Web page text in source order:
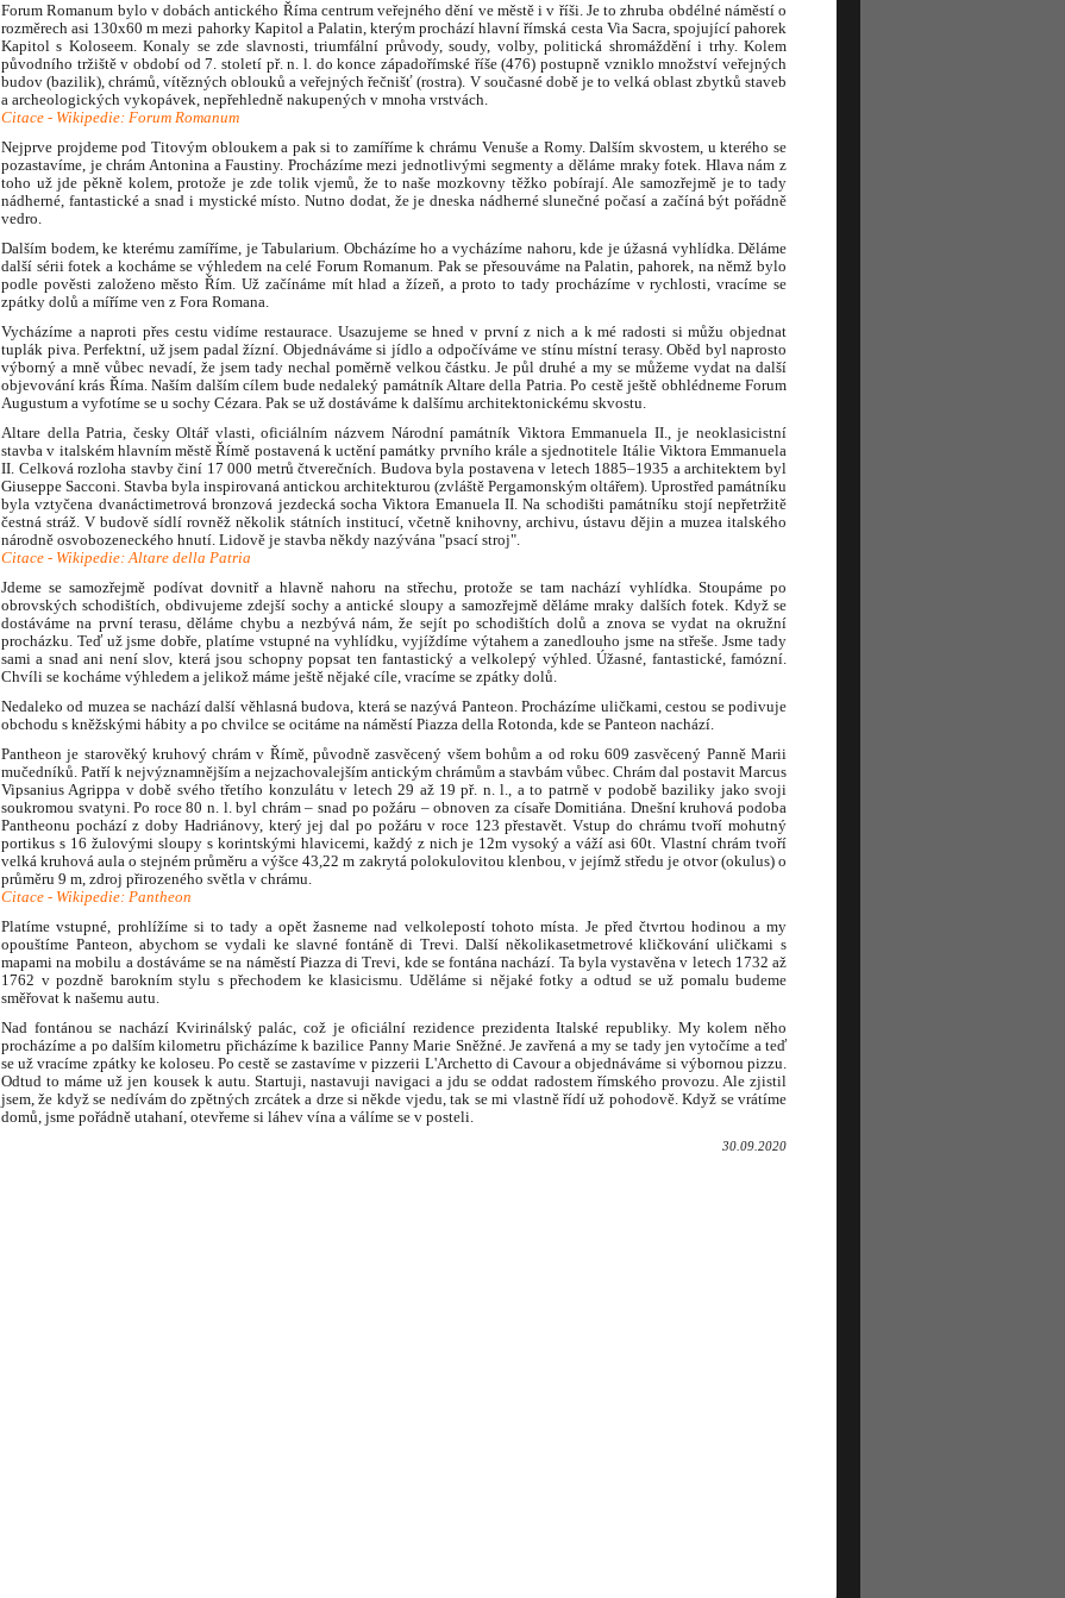
Forum Romanum bylo v dobách antického Říma centrum veřejného dění ve městě i v říši. Je to zhruba obdélné náměstí o
rozměrech asi 130x60 m mezi pahorky Kapitol a Palatin, kterým prochází hlavní římská cesta Via Sacra, spojující pahorek
Kapitol s Koloseem. Konaly se zde slavnosti, triumfální průvody, soudy, volby, politická shromáždění i trhy. Kolem
původního tržiště v období od 7. století př. n. l. do konce západořímské říše (476) postupně vzniklo množství veřejných
budov (bazilik), chrámů, vítězných oblouků a veřejných řečnišť (rostra). V současné době je to velká oblast zbytků staveb
a archeologických vykopávek, nepřehledně nakupených v mnoha vrstvách.
Citace - Wikipedie: Forum Romanum
Nejprve projdeme pod Titovým obloukem a pak si to zamíříme k chrámu Venuše a Romy. Dalším skvostem, u kterého se
pozastavíme, je chrám Antonina a Faustiny. Procházíme mezi jednotlivými segmenty a děláme mraky fotek. Hlava nám z
toho už jde pěkně kolem, protože je zde tolik vjemů, že to naše mozkovny těžko pobírají. Ale samozřejmě je to tady
nádherné, fantastické a snad i mystické místo. Nutno dodat, že je dneska nádherné slunečné počasí a začíná být pořádně
vedro.
Dalším bodem, ke kterému zamíříme, je Tabularium. Obcházíme ho a vycházíme nahoru, kde je úžasná vyhlídka. Děláme
další sérii fotek a kocháme se výhledem na celé Forum Romanum. Pak se přesouváme na Palatin, pahorek, na němž bylo
podle pověsti založeno město Řím. Už začínáme mít hlad a žízeň, a proto to tady procházíme v rychlosti, vracíme se
zpátky dolů a míříme ven z Fora Romana.
Vycházíme a naproti přes cestu vidíme restaurace. Usazujeme se hned v první z nich a k mé radosti si můžu objednat
tuplák piva. Perfektní, už jsem padal žízní. Objednáváme si jídlo a odpočíváme ve stínu místní terasy. Oběd byl naprosto
výborný a mně vůbec nevadí, že jsem tady nechal poměrně velkou částku. Je půl druhé a my se můžeme vydat na další
objevování krás Říma. Naším dalším cílem bude nedaleký památník Altare della Patria. Po cestě ještě obhlédneme Forum
Augustum a vyfotíme se u sochy Cézara. Pak se už dostáváme k dalšímu architektonickému skvostu.
Altare della Patria, česky Oltář vlasti, oficiálním názvem Národní památník Viktora Emmanuela II., je neoklasicistní
stavba v italském hlavním městě Římě postavená k uctění památky prvního krále a sjednotitele Itálie Viktora Emmanuela
II. Celková rozloha stavby činí 17 000 metrů čtverečních. Budova byla postavena v letech 1885–1935 a architektem byl
Giuseppe Sacconi. Stavba byla inspirovaná antickou architekturou (zvláště Pergamonským oltářem). Uprostřed památníku
byla vztyčena dvanáctimetrová bronzová jezdecká socha Viktora Emanuela II. Na schodišti památníku stojí nepřetržitě
čestná stráž. V budově sídlí rovněž několik státních institucí, včetně knihovny, archivu, ústavu dějin a muzea italského
národně osvobozeneckého hnutí. Lidově je stavba někdy nazývána "psací stroj".
Citace - Wikipedie: Altare della Patria
Jdeme se samozřejmě podívat dovnitř a hlavně nahoru na střechu, protože se tam nachází vyhlídka. Stoupáme po
obrovských schodištích, obdivujeme zdejší sochy a antické sloupy a samozřejmě děláme mraky dalších fotek. Když se
dostáváme na první terasu, děláme chybu a nezbývá nám, že sejít po schodištích dolů a znova se vydat na okružní
procházku. Teď už jsme dobře, platíme vstupné na vyhlídku, vyjíždíme výtahem a zanedlouho jsme na střeše. Jsme tady
sami a snad ani není slov, která jsou schopny popsat ten fantastický a velkolepý výhled. Úžasné, fantastické, famózní.
Chvíli se kocháme výhledem a jelikož máme ještě nějaké cíle, vracíme se zpátky dolů.
Nedaleko od muzea se nachází další věhlasná budova, která se nazývá Panteon. Procházíme uličkami, cestou se podivuje
obchodu s kněžskými hábity a po chvilce se ocitáme na náměstí Piazza della Rotonda, kde se Panteon nachází.
Pantheon je starověký kruhový chrám v Římě, původně zasvěcený všem bohům a od roku 609 zasvěcený Panně Marii
mučedníků. Patří k nejvýznamnějším a nejzachovalejším antickým chrámům a stavbám vůbec. Chrám dal postavit Marcus
Vipsanius Agrippa v době svého třetího konzulátu v letech 29 až 19 př. n. l., a to patrně v podobě baziliky jako svoji
soukromou svatyni. Po roce 80 n. l. byl chrám – snad po požáru – obnoven za císaře Domitiána. Dnešní kruhová podoba
Pantheonu pochází z doby Hadriánovy, který jej dal po požáru v roce 123 přestavět. Vstup do chrámu tvoří mohutný
portikus s 16 žulovými sloupy s korintskými hlavicemi, každý z nich je 12m vysoký a váží asi 60t. Vlastní chrám tvoří
velká kruhová aula o stejném průměru a výšce 43,22 m zakrytá polokulovitou klenbou, v jejímž středu je otvor (okulus) o
průměru 9 m, zdroj přirozeného světla v chrámu.
Citace - Wikipedie: Pantheon
Platíme vstupné, prohlížíme si to tady a opět žasneme nad velkolepostí tohoto místa. Je před čtvrtou hodinou a my
opouštíme Panteon, abychom se vydali ke slavné fontáně di Trevi. Další několikasetmetrové kličkování uličkami s
mapami na mobilu a dostáváme se na náměstí Piazza di Trevi, kde se fontána nachází. Ta byla vystavěna v letech 1732 až
1762 v pozdně barokním stylu s přechodem ke klasicismu. Uděláme si nějaké fotky a odtud se už pomalu budeme
směřovat k našemu autu.
Nad fontánou se nachází Kvirinálský palác, což je oficiální rezidence prezidenta Italské republiky. My kolem něho
procházíme a po dalším kilometru přicházíme k bazilice Panny Marie Sněžné. Je zavřená a my se tady jen vytočíme a teď
se už vracíme zpátky ke koloseu. Po cestě se zastavíme v pizzerii L'Archetto di Cavour a objednáváme si výbornou pizzu.
Odtud to máme už jen kousek k autu. Startuji, nastavuji navigaci a jdu se oddat radostem římského provozu. Ale zjistil
jsem, že když se nedívám do zpětných zrcátek a drze si někde vjedu, tak se mi vlastně řídí už pohodově. Když se vrátíme
domů, jsme pořádně utahaní, otevřeme si láhev vína a válíme se v posteli.
30.09.2020